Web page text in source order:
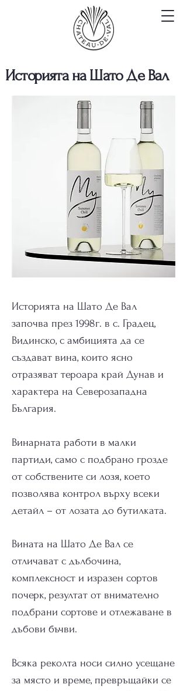
Историята на Шато Де Вал
Историята на Шато Де Вал
започва през 1998г. в с. Градец,
Видинско, с амбицията да се
създават вина, които ясно
отразяват тероара край Дунав и
характера на Северозападна
България.
Винарната работи в малки
партиди, само с подбрано грозде
от собствените си лозя, което
позволява контрол върху всеки
детайл – от лозата до бутилката.
Вината на Шато Де Вал се
отличават с дълбочина,
комплексност и изразен сортов
почерк, резултат от внимателно
подбрани сортове и отлежаване в
дъбови бъчви.
Всяка реколта носи силно усещане
за място и време, превръщайки се